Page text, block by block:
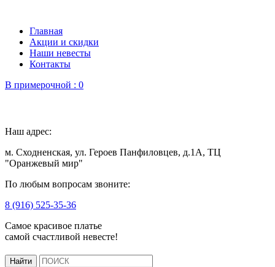
Главная
Акции и скидки
Наши невесты
Контакты
В примерочной : 0
Наш адрес:
м. Сходненская, ул. Героев Панфиловцев, д.1А, ТЦ
"Оранжевый мир"
По любым вопросам звоните:
8 (916) 525-35-36
Самое красивое платье
самой счастливой невесте!